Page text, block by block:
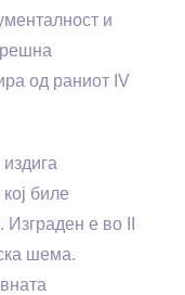
и
од раниот IV
биле
е во II
шема.